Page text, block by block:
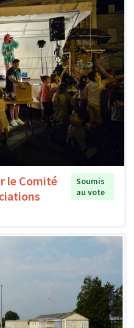
le Comité
Soumis
au vote